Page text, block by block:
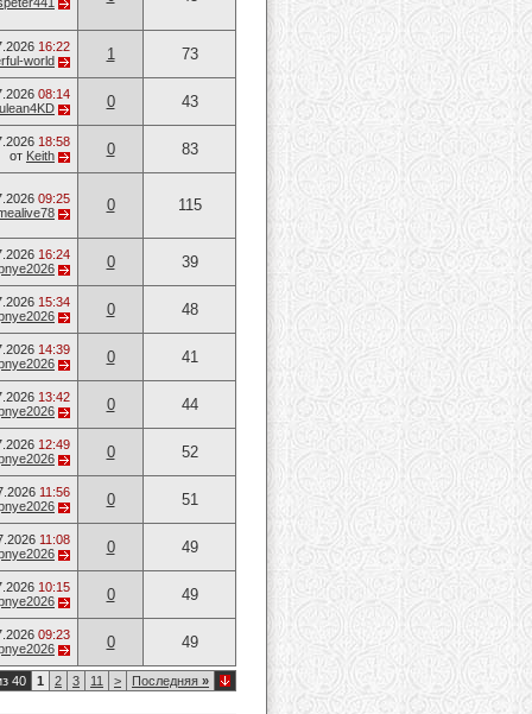
16:22
world
1 73
08:14
0 43
18:58
от Keith 0 83
09:25
0 115
16:24
0 39
15:34
0 48
14:39
0 41
13:42
0 44
12:49
0 52
11:56
0 51
11:08
0 49
10:15
0 49
09:23
0 49
40 1 2 3 11 > Последняя »